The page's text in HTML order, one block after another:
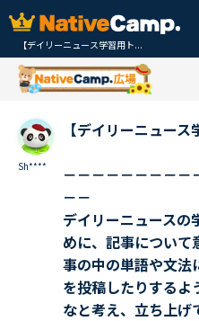
【デイリーニュース学習用ト...
Sh****
【デイリーニュース
－－－－－－－－－
－－
デイリーニュースの
めに、記事について
事の中の単語や文法
を投稿したりするよ
なと考え、立ち上げ